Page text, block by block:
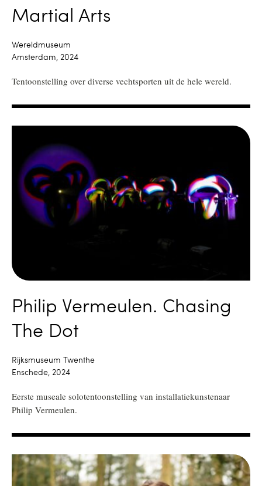
Martial Arts
Wereldmuseum
Amsterdam, 2024
Tentoonstelling over diverse vechtsporten uit de hele wereld.
Philip Vermeulen. Chasing
The Dot
Rijksmuseum Twenthe
Enschede, 2024
Eerste museale solotentoonstelling van installatiekunstenaar
Philip Vermeulen.